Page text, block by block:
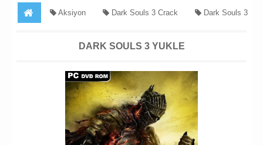
Aksiyon Dark Souls 3 Crack Dark Souls 3
DARK SOULS 3 YUKLE